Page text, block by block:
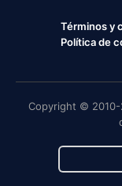
Términos y
Política de
Copyright © 2010-